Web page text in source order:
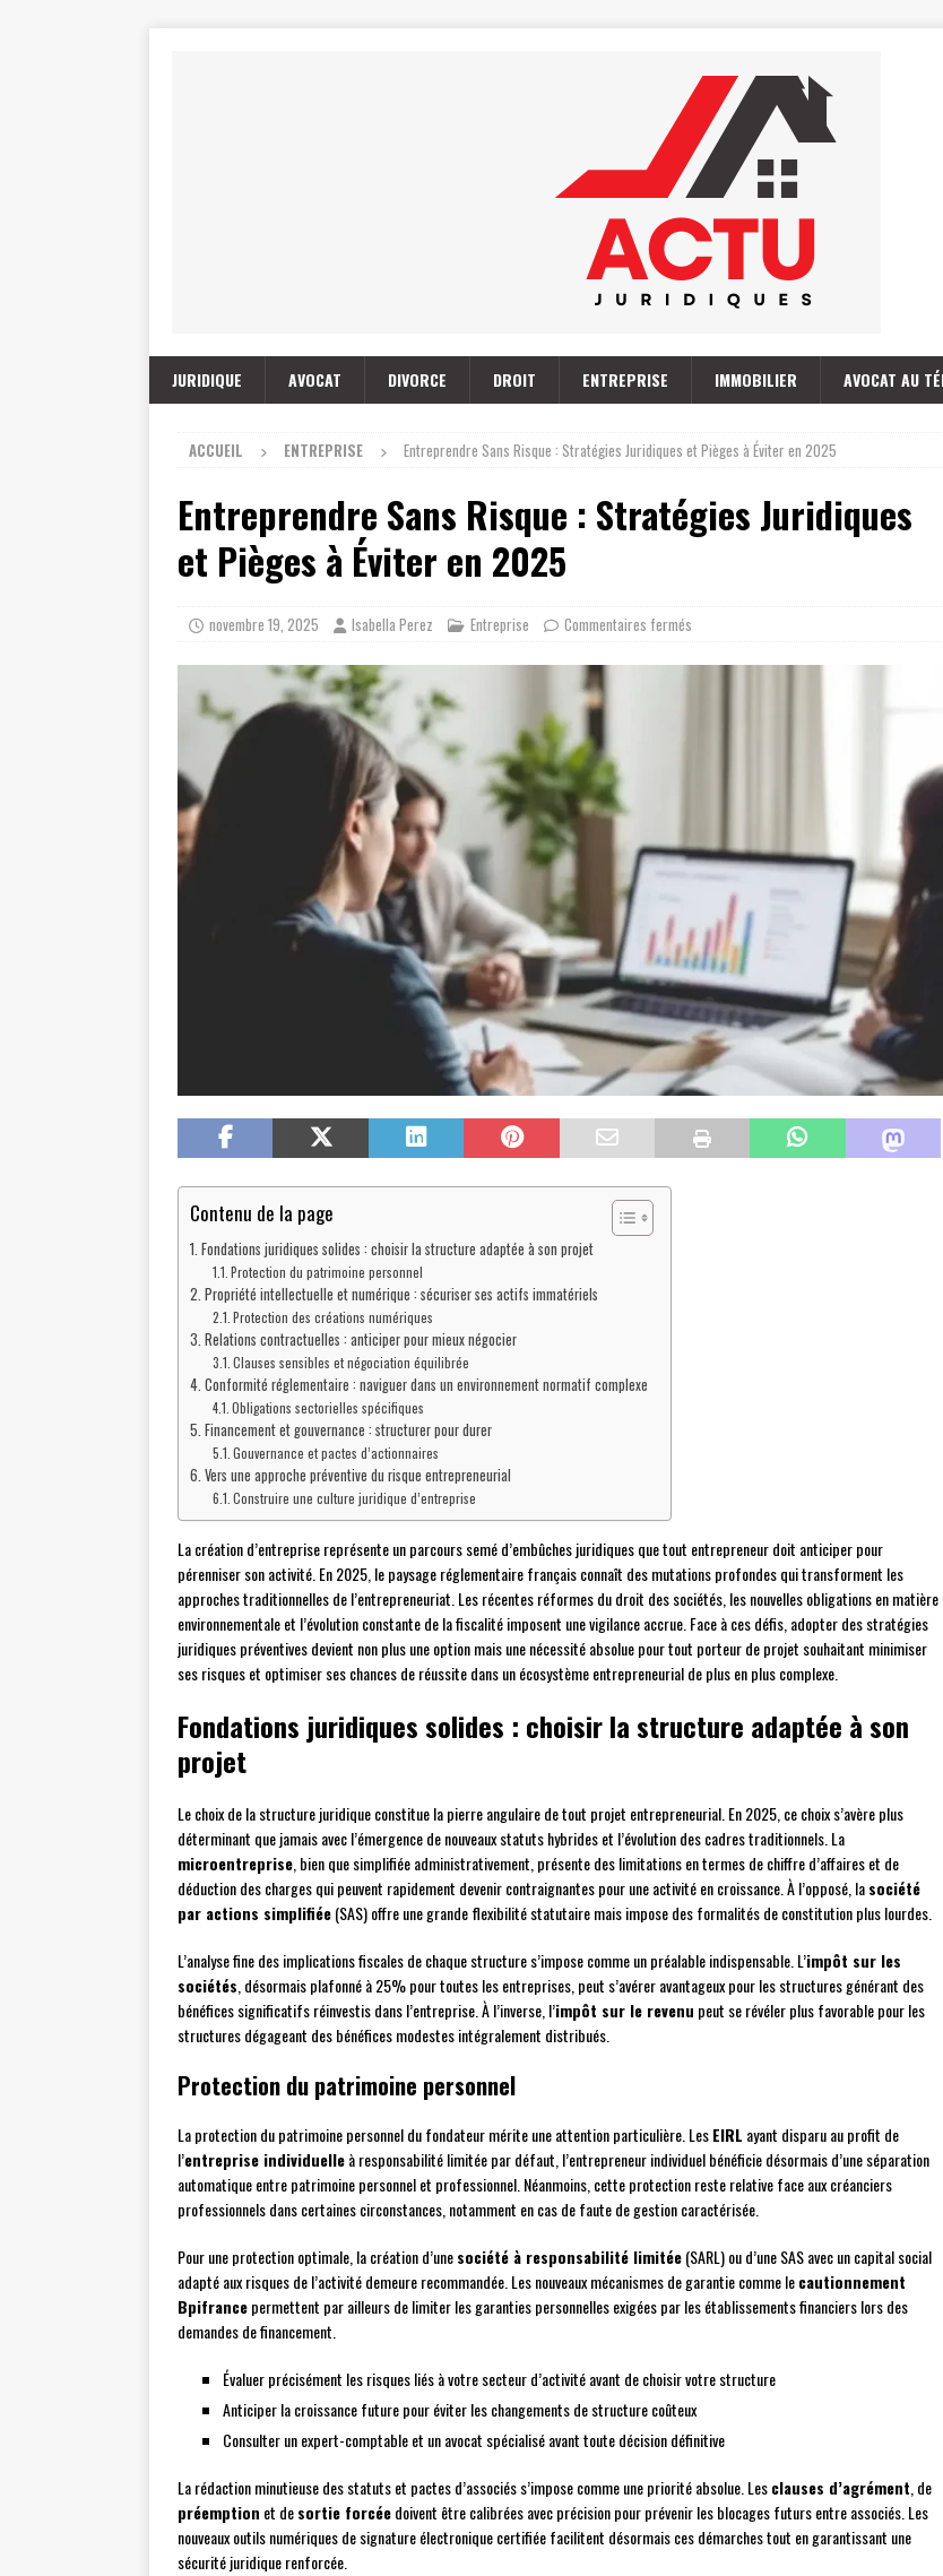
JURIDIQUE AVOCAT DIVORCE DROIT ENTREPRISE IMMOBILIER AVOCAT AU
ACCUEIL ENTREPRISE Entreprendre Sans Risque : Stratégies Juridiques et Pièges à Éviter en 2025
Entreprendre Sans Risque : Stratégies Juridiques
et Pièges à Éviter en 2025
novembre 19, 2025 Isabella Perez Entreprise Commentaires fermés
Contenu de la page
Fondations juridiques solides : choisir la structure adaptée à son projet
Protection du patrimoine personnel
Propriété intellectuelle et numérique : sécuriser ses actifs immatériels
Protection des créations numériques
Relations contractuelles : anticiper pour mieux négocier
Clauses sensibles et négociation équilibrée
Conformité réglementaire : naviguer dans un environnement normatif complexe
Obligations sectorielles spécifiques
Financement et gouvernance : structurer pour durer
Gouvernance et pactes d’actionnaires
Vers une approche préventive du risque entrepreneurial
Construire une culture juridique d’entreprise
La création d’entreprise représente un parcours semé d’embûches juridiques que tout entrepreneur doit anticiper pour
pérenniser son activité. En 2025, le paysage réglementaire français connaît des mutations profondes qui transforment les
approches traditionnelles de l’entrepreneuriat. Les récentes réformes du droit des sociétés, les nouvelles obligations en matière
environnementale et l’évolution constante de la fiscalité imposent une vigilance accrue. Face à ces défis, adopter des stratégies
juridiques préventives devient non plus une option mais une nécessité absolue pour tout porteur de projet souhaitant minimiser
ses risques et optimiser ses chances de réussite dans un écosystème entrepreneurial de plus en plus complexe.
Fondations juridiques solides : choisir la structure adaptée à son
projet
Le choix de la structure juridique constitue la pierre angulaire de tout projet entrepreneurial. En 2025, ce choix s’avère plus
déterminant que jamais avec l’émergence de nouveaux statuts hybrides et l’évolution des cadres traditionnels. La
microentreprise , bien que simplifiée administrativement, présente des limitations en termes de chiffre d’affaires et de
déduction des charges qui peuvent rapidement devenir contraignantes pour une activité en croissance. À l’opposé, lasociété
par actions simplifiée(SAS) offre une grande flexibilité statutaire mais impose des formalités de constitution plus lourdes.
L’analyse fine des implications fiscales de chaque structure s’impose comme un préalable indispensable. L’impôt sur les
sociétés , désormais plafonné à 25% pour toutes les entreprises, peut s’avérer avantageux pour les structures générant des
bénéfices significatifs réinvestis dans l’entreprise. À l’inverse, l’impôt sur le revenu peut se révéler plus favorable pour les
structures dégageant des bénéfices modestes intégralement distribués.
Protection du patrimoine personnel
La protection du patrimoine personnel du fondateur mérite une attention particulière. LesEIRL ayant disparu au profit de
l’entreprise individuelleà responsabilité limitée par défaut, l’entrepreneur individuel bénéficie désormais d’une séparation
automatique entre patrimoine personnel et professionnel. Néanmoins, cette protection reste relative face aux créanciers
professionnels dans certaines circonstances, notamment en cas de faute de gestion caractérisée.
Pour une protection optimale, la création d’unesociété à responsabilité limitée(SARL) ou d’une SAS avec un capital social
adapté aux risques de l’activité demeure recommandée. Les nouveaux mécanismes de garantie comme lecautionnement
Bpifrancepermettent par ailleurs de limiter les garanties personnelles exigées par les établissements financiers lors des
demandes de financement.
Évaluer précisément les risques liés à votre secteur d’activité avant de choisir votre structure
Anticiper la croissance future pour éviter les changements de structure coûteux
Consulter un expert-comptable et un avocat spécialisé avant toute décision définitive
La rédaction minutieuse des statuts et pactes d’associés s’impose comme une priorité absolue. Lesclauses d’agrément , de
préemption et desortie forcéedoivent être calibrées avec précision pour prévenir les blocages futurs entre associés. Les
nouveaux outils numériques de signature électronique certifiée facilitent désormais ces démarches tout en garantissant une
sécurité juridique renforcée.